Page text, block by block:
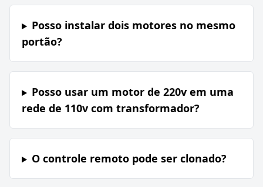
Posso instalar dois motores no mesmo
portão?
Posso usar um motor de 220v em uma
rede de 110v com transformador?
O controle remoto pode ser clonado?